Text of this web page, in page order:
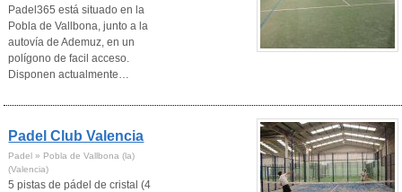
Padel365 está situado en la
Pobla de Vallbona, junto a la
autovía de Ademuz, en un
polígono de facil acceso.
Disponen actualmente…
Padel Club Valencia
Padel » Pobla de Vallbona (la)
(Valencia)
5 pistas de pádel de cristal (4